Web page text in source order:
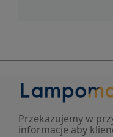
Przekazujemy w
informacje aby